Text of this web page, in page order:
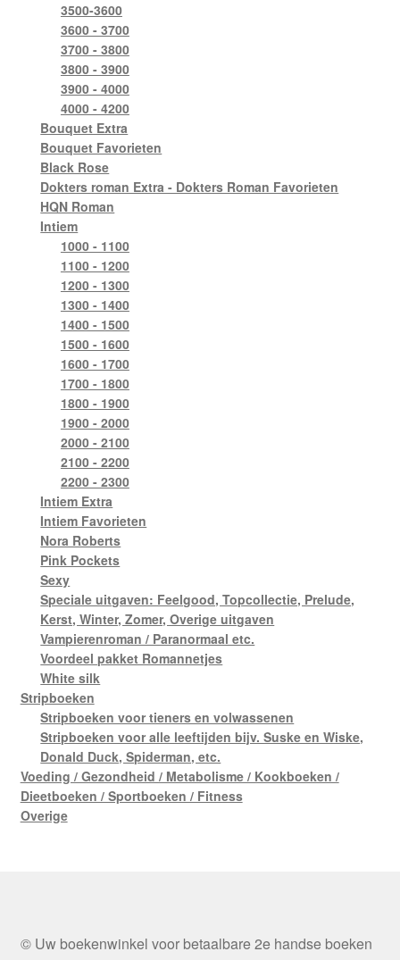
3500-3600
3600 - 3700
3700 - 3800
3800 - 3900
3900 - 4000
4000 - 4200
Bouquet Extra
Bouquet Favorieten
Black Rose
Dokters roman Extra - Dokters Roman Favorieten
HQN Roman
Intiem
1000 - 1100
1100 - 1200
1200 - 1300
1300 - 1400
1400 - 1500
1500 - 1600
1600 - 1700
1700 - 1800
1800 - 1900
1900 - 2000
2000 - 2100
2100 - 2200
2200 - 2300
Intiem Extra
Intiem Favorieten
Nora Roberts
Pink Pockets
Sexy
Speciale uitgaven: Feelgood, Topcollectie, Prelude,
Kerst, Winter, Zomer, Overige uitgaven
Vampierenroman / Paranormaal etc.
Voordeel pakket Romannetjes
White silk
Stripboeken
Stripboeken voor tieners en volwassenen
Stripboeken voor alle leeftijden bijv. Suske en Wiske,
Donald Duck, Spiderman, etc.
Voeding / Gezondheid / Metabolisme / Kookboeken /
Dieetboeken / Sportboeken / Fitness
Overige
© Uw boekenwinkel voor betaalbare 2e handse boeken